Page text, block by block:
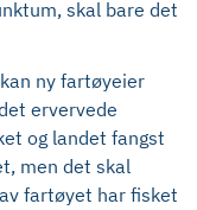
skal bare det
ny fartøyeier
ervervede
og landet fangst
men det skal
fartøyet har fisket